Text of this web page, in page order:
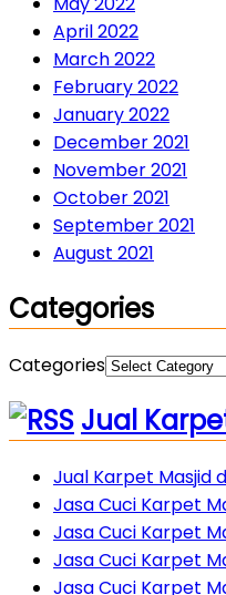
April 2022
March 2022
February 2022
January 2022
December 2021
November 2021
October 2021
September 2021
August 2021
Categories
Categories
Jual
Jual Karpet Masjid
Jasa Cuci Karpet
Jasa Cuci Karpet
Jasa Cuci Karpet
Jasa Cuci Karpet